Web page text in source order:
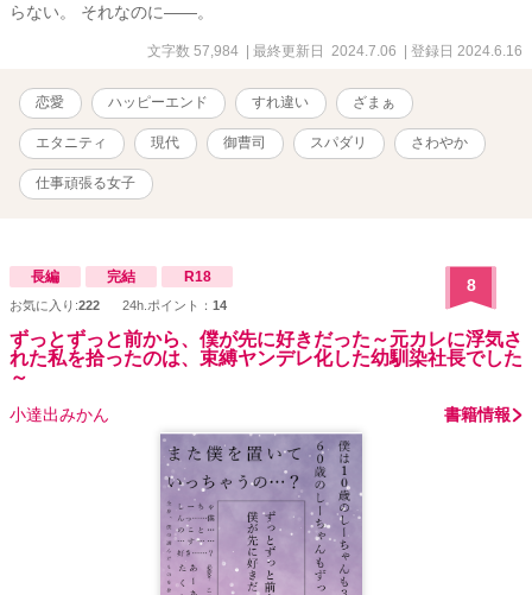
らない。 それなのに――。
文字数 57,984 | 最終更新日 2024.7.06 | 登録日 2024.6.16
恋愛 ハッピーエンド すれ違い ざまぁ
エタニティ 現代 御曹司 スパダリ さわやか
仕事頑張る女子
長編 完結 R18
お気に入り:222 24h.ポイント： 14
8
ずっとずっと前から、僕が先に好きだった～元カレに浮気さ
れた私を拾ったのは、束縛ヤンデレ化した幼馴染社長でした
～
小達出みかん 書籍情報